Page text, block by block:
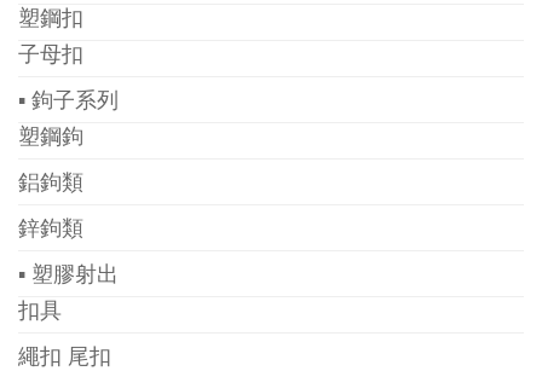
塑鋼扣
子母扣
▪ 鉤子系列
塑鋼鉤
鋁鉤類
鋅鉤類
▪ 塑膠射出
扣具
繩扣 尾扣